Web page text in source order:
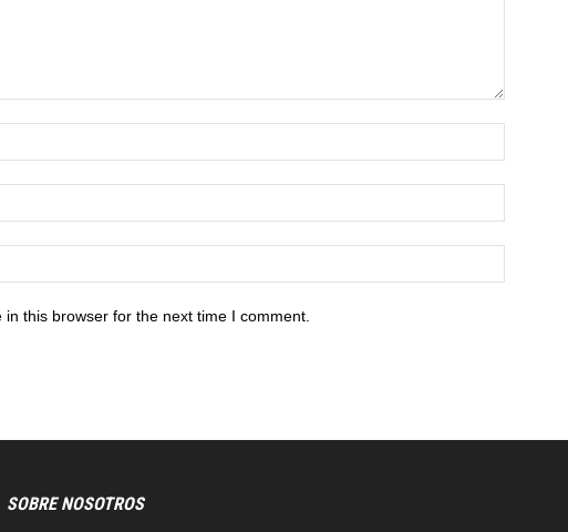
this browser for the next time I comment.
SOBRE NOSOTROS